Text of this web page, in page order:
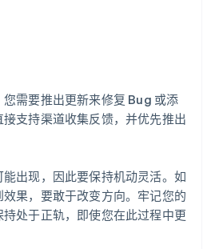
需要推出更新来修复 Bug 或添
支持渠道收集反馈，并优先推出
出现，因此要保持机动灵活。如
果，要敢于改变方向。牢记您的
处于正轨，即使您在此过程中更